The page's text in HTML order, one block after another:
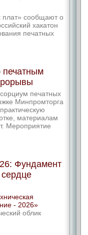
сообщают о
хакатон
печатных
печатным
печатных
Минпромторга
материалам
Мероприятие
Фундамент
сердце
- 2026»
облик